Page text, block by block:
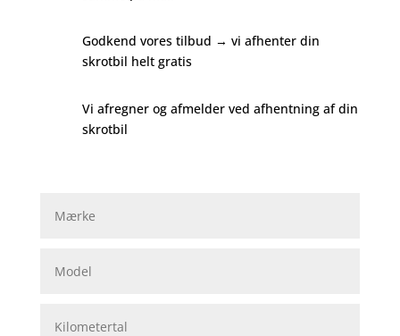
Godkend vores tilbud → vi afhenter din
skrotbil helt gratis
Vi afregner og afmelder ved afhentning af din
skrotbil